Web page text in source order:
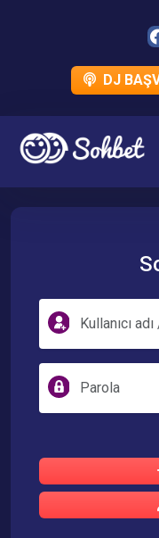
DJ